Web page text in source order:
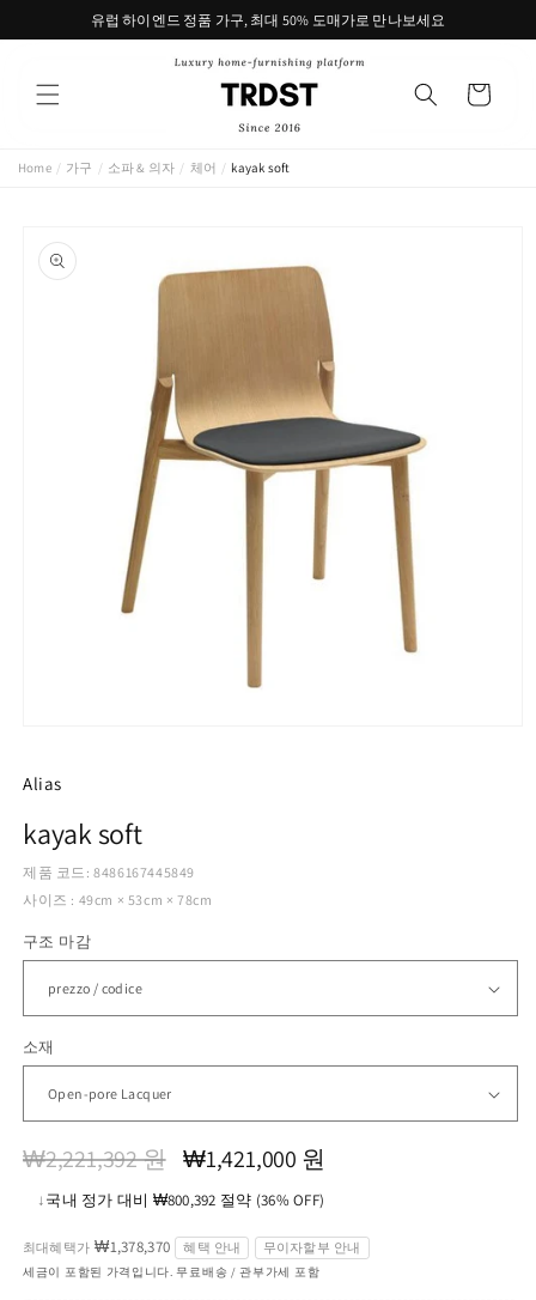
로 건너유럽 하이엔드 정품 가구, 최대 50% 도매가로 만나보세요
트
Home / 가구 / 소파 & 의자 / 체어 / kayak soft
보로 건
너뛰기
에
미
디
어
열
Alias
kayak soft
제품 코드: 8486167445849
사이즈 : 49cm × 53cm × 78cm
구조 마감
소재
정
₩2,221,392 원
할
가
₩1,421,000 원
↓국내 정가 대비 ₩800,392 절약 (36% OFF)
최대혜택가 ₩1,378,370 혜택 안내 무이자할부 안내
세금이 포함된 가격입니다. 무료배송 / 관부가세 포함